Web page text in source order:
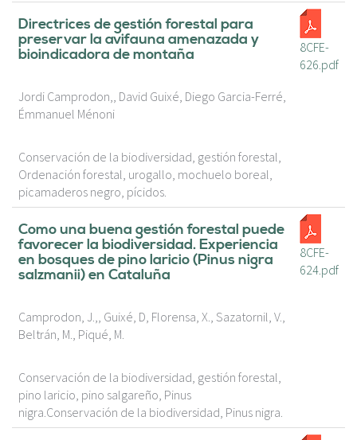
Directrices de gestión forestal para
preservar la avifauna amenazada y
bioindicadora de montaña
Jordi Camprodon,, David Guixé, Diego Garcia-Ferré,
Émmanuel Ménoni
Conservación de la biodiversidad, gestión forestal,
Ordenación forestal, urogallo, mochuelo boreal,
picamaderos negro, pícidos.
8CFE-
626.pdf
Como una buena gestión forestal puede
favorecer la biodiversidad. Experiencia
en bosques de pino laricio (Pinus nigra
salzmanii) en Cataluña
Camprodon, J.,, Guixé, D, Florensa, X., Sazatornil, V.,
Beltrán, M., Piqué, M.
Conservación de la biodiversidad, gestión forestal,
pino laricio, pino salgareño, Pinus
nigra.Conservación de la biodiversidad, Pinus nigra.
8CFE-
624.pdf